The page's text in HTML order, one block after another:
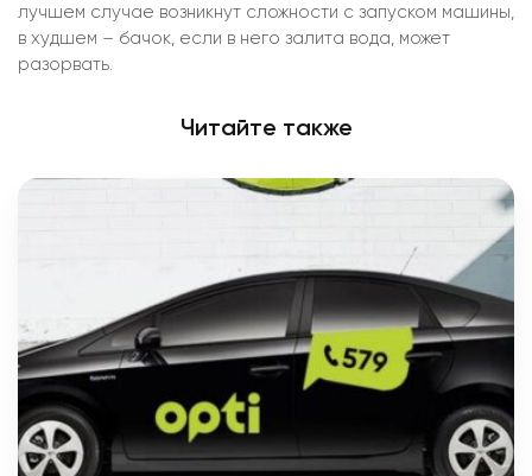
лучшем случае возникнут сложности с запуском машины,
в худшем – бачок, если в него залита вода, может
разорвать.
Читайте также